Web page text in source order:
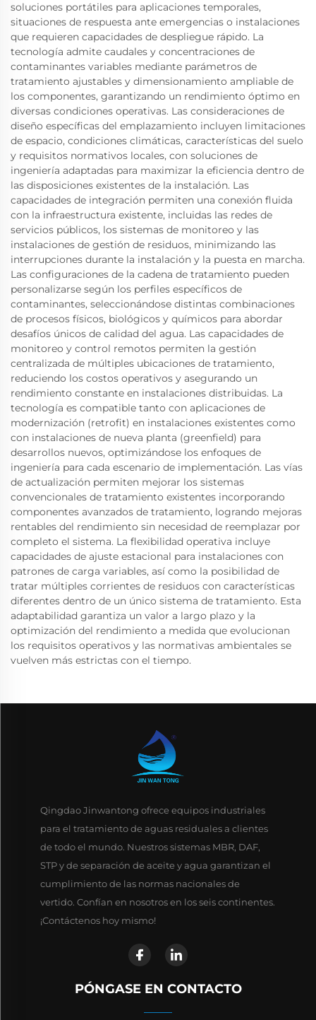
soluciones portátiles para aplicaciones temporales,
situaciones de respuesta ante emergencias o instalaciones
que requieren capacidades de despliegue rápido. La
tecnología admite caudales y concentraciones de
contaminantes variables mediante parámetros de
tratamiento ajustables y dimensionamiento ampliable de
los componentes, garantizando un rendimiento óptimo en
diversas condiciones operativas. Las consideraciones de
diseño específicas del emplazamiento incluyen limitaciones
de espacio, condiciones climáticas, características del suelo
y requisitos normativos locales, con soluciones de
ingeniería adaptadas para maximizar la eficiencia dentro de
las disposiciones existentes de la instalación. Las
capacidades de integración permiten una conexión fluida
con la infraestructura existente, incluidas las redes de
servicios públicos, los sistemas de monitoreo y las
instalaciones de gestión de residuos, minimizando las
interrupciones durante la instalación y la puesta en marcha.
Las configuraciones de la cadena de tratamiento pueden
personalizarse según los perfiles específicos de
contaminantes, seleccionándose distintas combinaciones
de procesos físicos, biológicos y químicos para abordar
desafíos únicos de calidad del agua. Las capacidades de
monitoreo y control remotos permiten la gestión
centralizada de múltiples ubicaciones de tratamiento,
reduciendo los costos operativos y asegurando un
rendimiento constante en instalaciones distribuidas. La
tecnología es compatible tanto con aplicaciones de
modernización (retrofit) en instalaciones existentes como
con instalaciones de nueva planta (greenfield) para
desarrollos nuevos, optimizándose los enfoques de
ingeniería para cada escenario de implementación. Las vías
de actualización permiten mejorar los sistemas
convencionales de tratamiento existentes incorporando
componentes avanzados de tratamiento, logrando mejoras
rentables del rendimiento sin necesidad de reemplazar por
completo el sistema. La flexibilidad operativa incluye
capacidades de ajuste estacional para instalaciones con
patrones de carga variables, así como la posibilidad de
tratar múltiples corrientes de residuos con características
diferentes dentro de un único sistema de tratamiento. Esta
adaptabilidad garantiza un valor a largo plazo y la
optimización del rendimiento a medida que evolucionan
los requisitos operativos y las normativas ambientales se
vuelven más estrictas con el tiempo.
Qingdao Jinwantong ofrece equipos industriales
para el tratamiento de aguas residuales a clientes
de todo el mundo. Nuestros sistemas MBR, DAF,
STP y de separación de aceite y agua garantizan el
cumplimiento de las normas nacionales de
vertido. Confían en nosotros en los seis continentes.
¡Contáctenos hoy mismo!
PÓNGASE EN CONTACTO